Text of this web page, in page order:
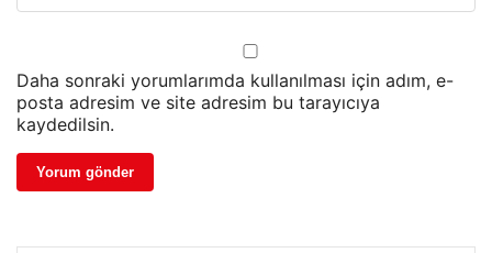
Daha sonraki yorumlarımda kullanılması için adım, e-
posta adresim ve site adresim bu tarayıcıya
kaydedilsin.